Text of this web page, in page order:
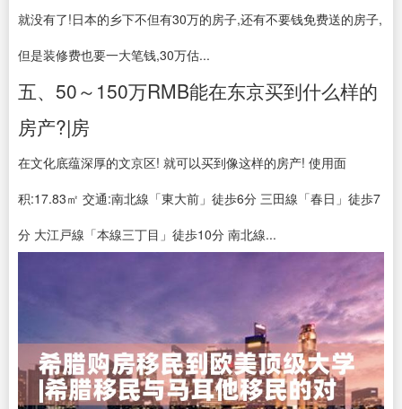
就没有了!日本的乡下不但有30万的房子,还有不要钱免费送的房子,
但是装修费也要一大笔钱,30万估...
五、50～150万RMB能在东京买到什么样的
房产?|房
在文化底蕴深厚的文京区! 就可以买到像这样的房产! 使用面
积:17.83㎡ 交通:南北線「東大前」徒歩6分 三田線「春日」徒歩7
分 大江戸線「本線三丁目」徒歩10分 南北線...